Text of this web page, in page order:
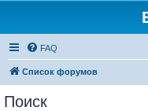
FAQ
Список форумов
Поиск